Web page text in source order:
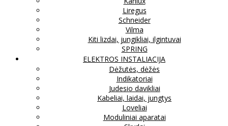
Liregus
Schneider
Vilma
Kiti lizdai, jungikliai, ilgintuvai
SPRING
ELEKTROS INSTALIACIJA
Dėžutės, dėžės
Indikatoriai
Judesio davikliai
Kabeliai, laidai, jungtys
Loveliai
Moduliniai aparatai